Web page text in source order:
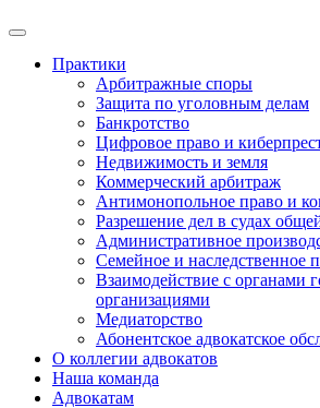
Практики
Арбитражные споры
Защита по уголовным делам
Банкротство
Цифровое право и
Недвижимость и земля
Коммерческий арбитраж
Антимонопольное право и
Разрешение дел в судах
Административное
Семейное и наследственное
Взаимодействие с органами
организациями
Медиаторство
Абонентское адвокатское
О коллегии адвокатов
Наша команда
Адвокатам